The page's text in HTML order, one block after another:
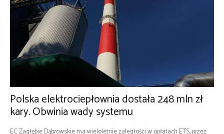
Polska elektrociepłownia dostała 248 mln zł
kary. Obwinia wady systemu
EC Zagłębie Dąbrowskie ma wieloletnie zaległości w opłatach ETS, przez